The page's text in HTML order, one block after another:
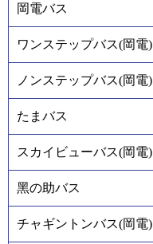
岡電バス
ワンステップバス(岡電)
ノンステップバス(岡電)
たまバス
スカイビューバス(岡電)
黑の助バス
チャギントンバス(岡電)